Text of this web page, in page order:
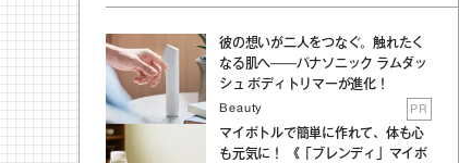
彼の想いが二人をつなぐ。触れたく
なる肌へ──パナソニック ラムダッ
シュ ボディトリマーが進化！
Beauty PR
マイボトルで簡単に作れて、体も心
も元気に！ 《「ブレンディ」マイボ